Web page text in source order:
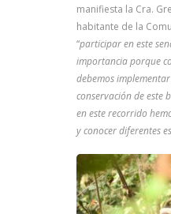
manifiesta la Cra.
habitante de la
“participar en este
importancia porque
debemos
conservación de este
en este recorrido
y conocer diferentes